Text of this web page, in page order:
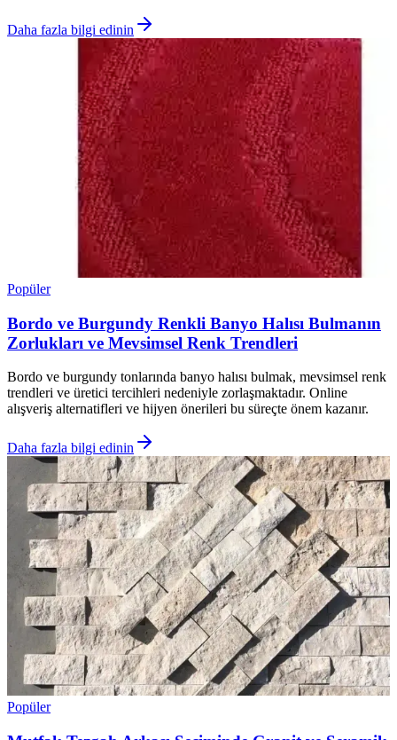
Daha fazla bilgi edinin
Popüler
Bordo ve Burgundy Renkli Banyo Halısı Bulmanın
Zorlukları ve Mevsimsel Renk Trendleri
Bordo ve burgundy tonlarında banyo halısı bulmak, mevsimsel renk
trendleri ve üretici tercihleri nedeniyle zorlaşmaktadır. Online
alışveriş alternatifleri ve hijyen önerileri bu süreçte önem kazanır.
Daha fazla bilgi edinin
Popüler